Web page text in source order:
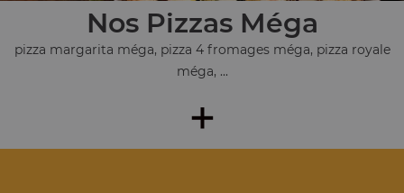
Nos Pizzas Méga
pizza margarita méga, pizza 4 fromages méga, pizza royale
méga, ...
+